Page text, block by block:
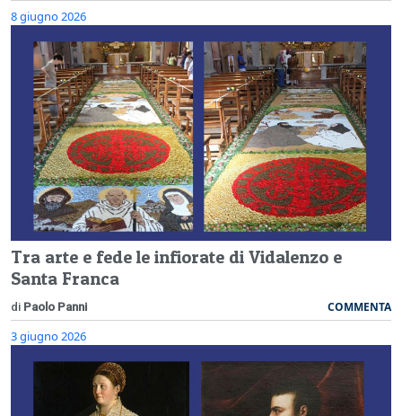
8 giugno 2026
Tra arte e fede le infiorate di Vidalenzo e
Santa Franca
di Paolo Panni COMMENTA
3 giugno 2026